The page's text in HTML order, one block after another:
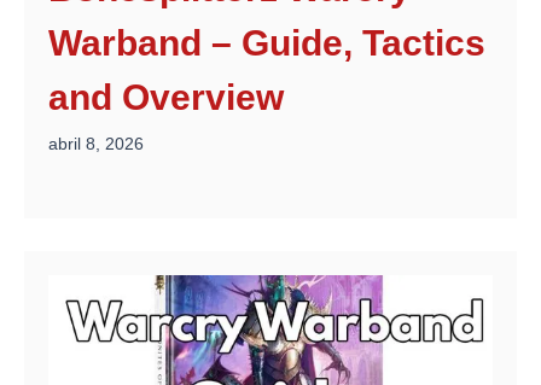
Warband – Guide, Tactics
and Overview
abril 8, 2026